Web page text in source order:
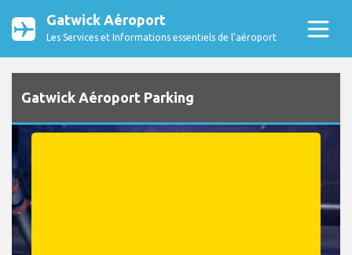
Gatwick Aéroport
Les Services et Informations essentiels de l’aéroport
Gatwick Aéroport Parking